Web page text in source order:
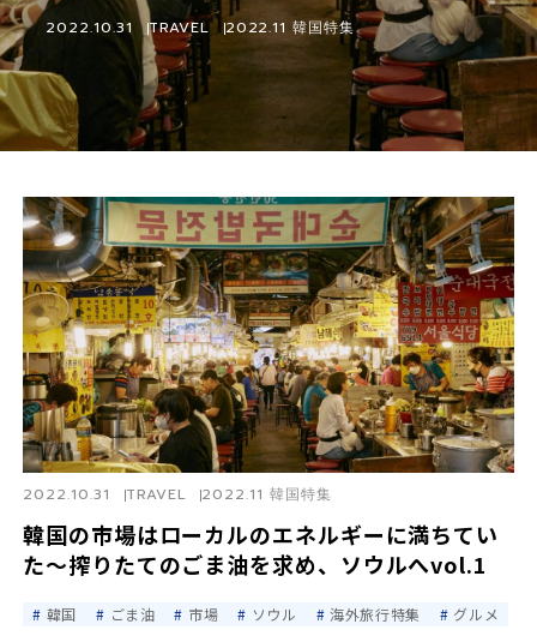
2022.10.31 TRAVEL 2022.11 韓国特集
韓国の市場はローカルのエネルギーに満ちてい
た～搾りたてのごま油を求め、ソウルへvol.1
2022.10.31 TRAVEL 2022.11 韓国特集
韓国 ごま油 市場 ソウル 海外旅行特集 グルメ